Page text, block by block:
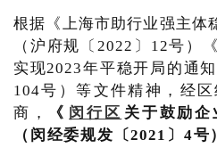
根据《上海市助行业强主体
（沪府规〔2022〕12号）
实现2023年平稳开局的通
104号）等文件精神，经
商，
《 闵行区 关于鼓励企
（闵经委规发〔2021〕4